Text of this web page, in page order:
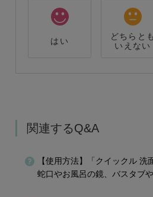
はい
どちらとも
いえない
関連するQ&A
【使用方法】「クイックル 洗
蛇口やお風呂の鏡、バスタブ